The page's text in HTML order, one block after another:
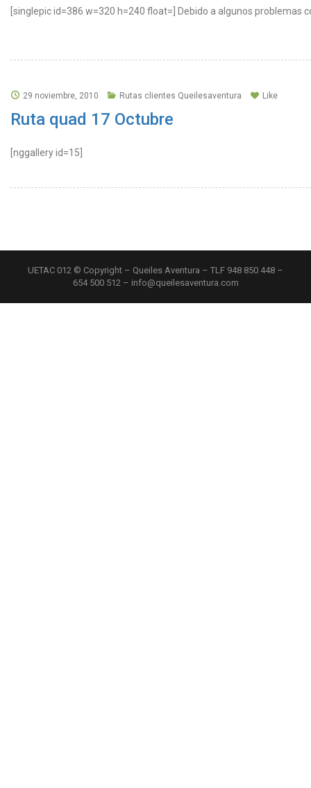
[singlepic id=386 w=320 h=240 float=] Debido a algunos
29 noviembre, 2010 Rutas clientes Queilesaventura Like
Ruta quad 17 Octubre
[nggallery id=15]
UETAC 012 © Copyright – Queiles Aventura – TLF 948 850 448 –
654 500 512 – info@queilesaventura.com